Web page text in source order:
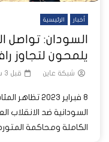
أخبار الرئيسية
السودان: تواصل
يلمحون لتجاوز
شبكة عاين قبل 3 سنوات
8 فبراير 2023
السودانية ضد الانقلاب
الكاملة ومحاكمة